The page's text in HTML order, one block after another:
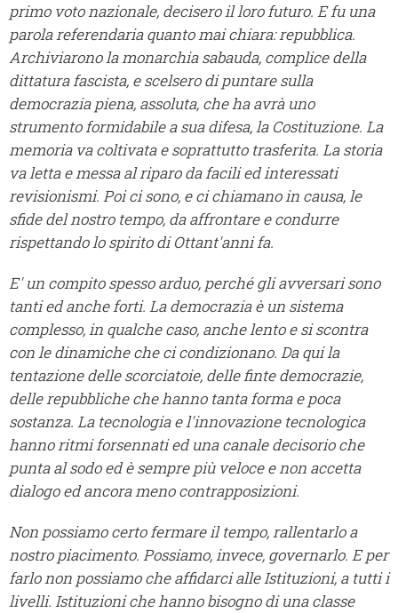
primo voto nazionale, decisero il loro futuro. E fu una
parola referendaria quanto mai chiara: repubblica.
Archiviarono la monarchia sabauda, complice della
dittatura fascista, e scelsero di puntare sulla
democrazia piena, assoluta, che ha avrà uno
strumento formidabile a sua difesa, la Costituzione. La
memoria va coltivata e soprattutto trasferita. La storia
va letta e messa al riparo da facili ed interessati
revisionismi. Poi ci sono, e ci chiamano in causa, le
sfide del nostro tempo, da affrontare e condurre
rispettando lo spirito di Ottant'anni fa.
E' un compito spesso arduo, perché gli avversari sono
tanti ed anche forti. La democrazia è un sistema
complesso, in qualche caso, anche lento e si scontra
con le dinamiche che ci condizionano. Da qui la
tentazione delle scorciatoie, delle finte democrazie,
delle repubbliche che hanno tanta forma e poca
sostanza. La tecnologia e l'innovazione tecnologica
hanno ritmi forsennati ed una canale decisorio che
punta al sodo ed è sempre più veloce e non accetta
dialogo ed ancora meno contrapposizioni.
Non possiamo certo fermare il tempo, rallentarlo a
nostro piacimento. Possiamo, invece, governarlo. E per
farlo non possiamo che affidarci alle Istituzioni, a tutti i
livelli. Istituzioni che hanno bisogno di una classe